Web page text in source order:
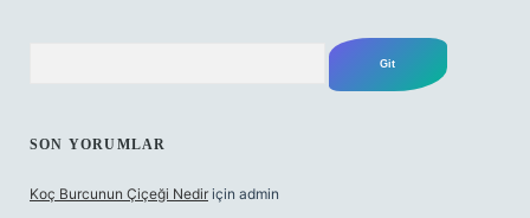
SON YORUMLAR
Koç Burcunun Çiçeği Nedir için admin